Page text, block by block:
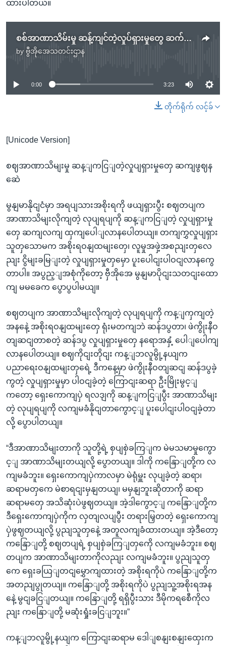
ထားပါတယ်။
စစ်အာဏာသိမ်းမှု ဆန့်ကျင်တဲ့လှုပ်ရှားမှုတွေ ဆက်ဖြစ်နေဆဲ
by ဗွီအိုအေသတင်းဌာန
No media source currently available
0:00 3:23
တိုက်ရိုက် လင့်ခ်
[Unicode Version]
စဈအာဏာသိမျးမှု ဆန့ျကငြျတဲ့လှုပျရှားမှုတှေ ဆကျဖွဈန
ဆေဲ
မွနျမာနိုငျငံမှာ အရပျသားအစိုးရကို ဖယျရှားပွီး စဈတပျက
အာဏာသိမျးလိုကျတဲ့ လုပျရပျကို ဆန့ျကငြျတဲ့ လှုပျရှားမှု
တှေ ဆကျလကျ ထှကျပေါျလာနပေါတယျ။ တကျကွှလှုပျရှား
သူတှသောမက အစိုးရဝနျထမျးတှေ၊ လူမှုအဖှဲ့အစညျးတှလေ
ညျး ငွိမျးခမြျးတဲ့ လှုပျရှားမှုတှမှော ပူးပေါငျးပါဝငျလာနကွေ
တာပါ။ အပွည့ျအစုံကိုတော့ ဗှီအိုအေ မွနျမာပိုငျးသတငျးထော
ကျ မမခေက ပွောပွပါမယျ။
စဈတပျက အာဏာသိမျးလိုကျတဲ့ လုပျရပျကို ကန့ျကှကျတဲ့
အနနေဲ့ အစိုးရဝနျထမျးတှေ ရုံးမတကျဘဲ ဆန်ဒပွတာ၊ ဖဲကွိုးနီဝ
တျဆငျတာစတဲ့ ဆန်ဒပွ လှုပျရှားမှုတှေ နရောအနှံ့ ပေါျပေါကျ
လာနပေါတယျ။ စဈကိုငျးတိုငျး ကန့ျဘလူမွို့နယျက
ပညာရေးဝနျထမျးတှရေဲ့ ဒီကနေ့မှာ ဖဲကွိုးနီဝတျဆငျ ဆန်ဒပွခဲ့
ကွတဲ့ လှုပျရှားမှုမှာ ပါဝငျခဲ့တဲ့ ကြောငျးဆရာ ဦးမြိုးမွင့ျ
ကတော့ ရှေးကောကျပှဲ ရလဒျကို ဆန့ျကငြျပွီး အာဏာသိမျး
တဲ့ လုပျရပျကို လကျမခံနိုငျတာကွောင့ျ ပူးပေါငျးပါဝငျခဲ့တာ
လို့ ပွောပါတယျ။
“ဒီအာဏာသိမျးတာကို သူတို့ရဲ့ စှပျစှဲခကြျက မဲမသမာမှုကွော
င့ျ အာဏာသိမျးတယျလို့ ပွောတယျ။ ဒါကို ကနြောျတို့က လ
ကျမခံဘူး။ ရှေးကောကျပှဲကာလမှာ မဲရုံမှူး လုပျခဲ့တဲ့ ဆရာ၊
ဆရာမတှကေ မဲစာရငျးမှနျတယျ၊ မမှနျဘူးဆိုတာကို ဆရာ
ဆရာမတှေ အသိဆုံးပဲဖွဈတယျ။ အဲ့ဒါကွောင့ျ ကနြောျတို့က
ဒီရှေးကောကျပှဲကိုက လှတျလပျပွီး တရားမြှတတဲ့ ရှေးကောကျ
ပှဲဖွဈတယျလို့ ပွညျသူတှနေဲ့ အတူလကျခံထားတယျ။ အဲ့ဒီတော့
ကနြောျတို့ စဈတပျရဲ့ စှပျစှဲခကြျတှကေို လကျမခံဘူး။ စဈ
တပျက အာဏာသိမျးတာကိုလညျး လကျမခံဘူး။ ပွညျသူတှ
ကေ ရှေးခယြျတငျမွှောကျထားတဲ့ အစိုးရကိုပဲ ကနြောျတို့က
အတညျပွုတယျ။ ကနြောျတို့ အစိုးရကိုပဲ ပွညျသူ့အစိုးရအန
နေဲ့ မွငျခငြျတယျ။ ကနြောျတို့ ရရှိပွီးသား ဒီမိုကရစေီကိုလ
ညျး ကနြောျတို့ မဆုံးရှုံးခငြျဘူး။”
ကန့ျဘလူမွို့နယျက ကြောငျးဆရာမ ဒေါျစနျးစနျးထှေးက